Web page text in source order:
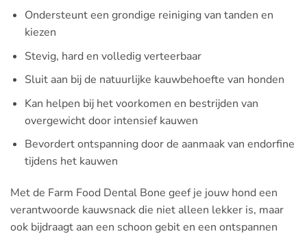
Ondersteunt een grondige reiniging van tanden en
kiezen
Stevig, hard en volledig verteerbaar
Sluit aan bij de natuurlijke kauwbehoefte van honden
Kan helpen bij het voorkomen en bestrijden van
overgewicht door intensief kauwen
Bevordert ontspanning door de aanmaak van endorfine
tijdens het kauwen
Met de Farm Food Dental Bone geef je jouw hond een
verantwoorde kauwsnack die niet alleen lekker is, maar
ook bijdraagt aan een schoon gebit en een ontspannen